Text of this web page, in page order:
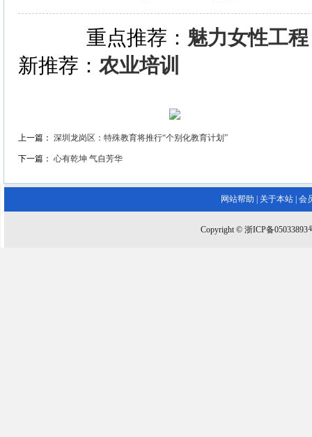
重点推荐： 魅力女性工程
新推荐： 农业培训
上一篇： 深圳龙岗区：特殊教育将推行“个别化教育计划”
下一篇： 心有乾坤 气自芳华
网站帮助 关于本站 会
Copyright © 浙ICP备05033893